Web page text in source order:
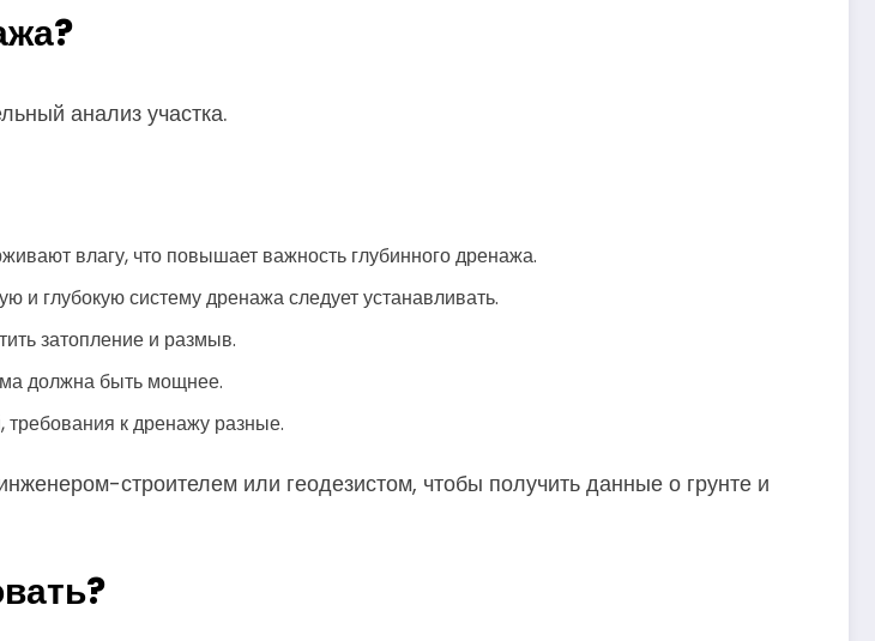
анализ участка.
влагу, что повышает важность глубинного дренажа.
и глубокую систему дренажа следует устанавливать.
затопление и размыв.
должна быть мощнее.
к дренажу разные.
строителем или геодезистом, чтобы получить данные о грунте и